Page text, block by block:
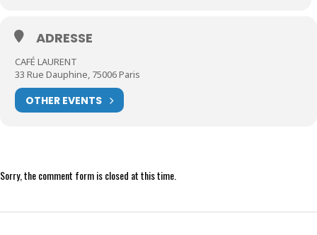
ADRESSE
CAFÉ LAURENT
33 Rue Dauphine, 75006 Paris
OTHER EVENTS
Sorry, the comment form is closed at this time.